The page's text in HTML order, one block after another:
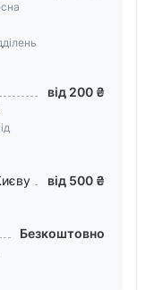
від 200 ₴
від 500 ₴
Безкоштовно